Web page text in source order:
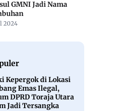
GMNI Jadi Nama
2024
Kepergok di Lokasi
Emas Ilegal,
DPRD Toraja Utara
Jadi Tersangka